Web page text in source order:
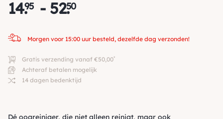
14.
95 - 52.
50
Morgen voor 15:00 uur besteld, dezelfde dag verzonden!
Gratis verzending vanaf €50,00*
Achteraf betalen mogelijk
14 dagen bedenktijd
Dé oogreiniger, die niet alleen reinigt, maar ook